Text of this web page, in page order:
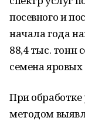
посевного и
начала года
88,4 тыс. тонн
семена яровых
При
методом